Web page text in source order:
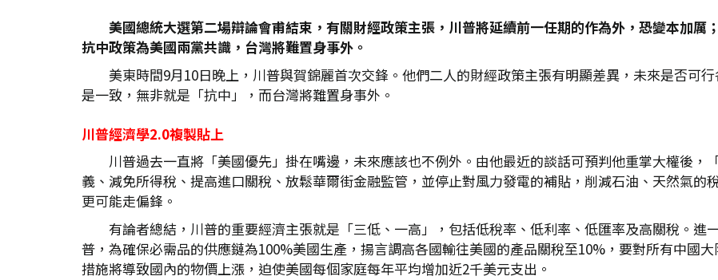
美國總統大選第二場辯論會甫結束，有關財經政策主張，川普將延續前一任期的作為外，恐變本加厲
抗中政策為美國兩黨共識，台灣將難置身事外。
美東時間9月10日晚上，川普與賀錦麗首次交鋒。他們二人的財經政策主張有明顯差異，未來是否可
是一致，無非就是「抗中」，而台灣將難置身事外。
川普經濟學2.0複製貼上
川普過去一直將「美國優先」掛在嘴邊，未來應該也不例外。由他最近的談話可預判他重掌大權後，
義、減免所得稅、提高進口關稅、放鬆華爾街金融監管，並停止對風力發電的補貼，削減石油、天然氣的
更可能走偏鋒。
有論者總結，川普的重要經濟主張就是「三低、一高」，包括低稅率、低利率、低匯率及高關稅。
普，為確保必需品的供應鏈為100%美國生產，揚言調高各國輸往美國的產品關稅至10%，要對所有中國
措施將導致國內的物價上漲，迫使美國每個家庭每年平均增加近2千美元支出。